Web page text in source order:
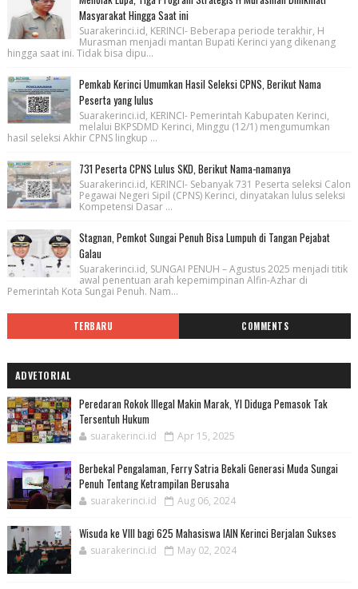
Masyarakat Hingga Saat ini
Suarakerinci.id, KERINCI- Beberapa periode terakhir, H
Murasman menjadi mantan Bupati Kerinci yang dikenang
hingga saat ini. Tidak bisa dipu...
Pemkab Kerinci Umumkan Hasil Seleksi CPNS, Berikut Nama
Peserta yang lulus
Suarakerinci.id, KERINCI- Pemerintah Kabupaten Kerinci,
melalui BKPSDMD Kerinci, Minggu (12/1) mengumumkan
hasil seleksi Akhir CPNS lingkup ...
731 Peserta CPNS Lulus SKD, Berikut Nama-namanya
Suarakerinci.id, KERINCI- Sebanyak 731 Peserta seleksi Calon
Pegawai Negeri Sipil (CPNS) Kerinci, dinyatakan lulus seleksi
Kompetensi Dasar ...
Stagnan, Pemkot Sungai Penuh Bisa Lumpuh di Tangan Pejabat
Galau
Suarakerinci.id, SUNGAI PENUH – Agustus 2025 menjadi titik
awal penentuan arah kepemimpinan Alfin-Azhar di
Pemerintah Kota Sungai Penuh. Nam...
TERBARU COMMENTS
ADVETORIAL
Peredaran Rokok Illegal Makin Marak, YI Diduga Pemasok Tak
Tersentuh Hukum
suarakerinci.id Apr 15, 2025
Berbekal Pengalaman, Ferry Satria Bekali Generasi Muda Sungai
Penuh Tentang Ketrampilan Berusaha
suarakerinci.id Aug 06, 2024
Wisuda ke VIII bagi 625 Mahasiswa IAIN Kerinci Berjalan Sukses
suarakerinci.id May 02, 2024